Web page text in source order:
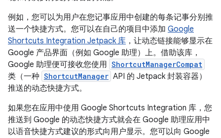
例如，您可以为用户在您记事应用中创建的每条记事分别推
送一个快捷方式。您可以在自己的项目中添加 Google
Shortcuts Integration Jetpack 库 ，让动态链接能够显示在
Google 产品界面（例如 Google 助理）上。借助该库，
Google 助理便可接收您使用 ShortcutManagerCompat
类（一种 ShortcutManager API 的 Jetpack 封装容器）
推送的动态快捷方式。
如果您在应用中使用 Google Shortcuts Integration 库，您
推送到 Google 的动态快捷方式就会在 Google 助理应用中
以语音快捷方式建议的形式向用户显示。您可以向 Google